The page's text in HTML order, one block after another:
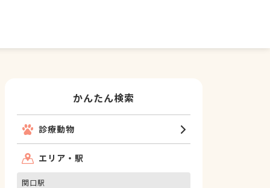
かんたん検索
診療動物
エリア・駅
関口駅